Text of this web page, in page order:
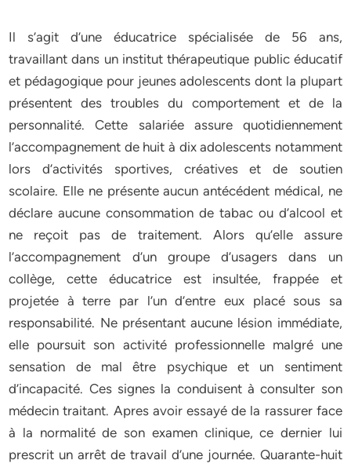
Il s’agit d’une éducatrice spécialisée de 56 ans,
travaillant dans un institut thérapeutique public éducatif
et pédagogique pour jeunes adolescents dont la plupart
présentent des troubles du comportement et de la
personnalité. Cette salariée assure quotidiennement
l’accompagnement de huit à dix adolescents notamment
lors d’activités sportives, créatives et de soutien
scolaire. Elle ne présente aucun antécédent médical, ne
déclare aucune consommation de tabac ou d’alcool et
ne reçoit pas de traitement. Alors qu’elle assure
l’accompagnement d’un groupe d’usagers dans un
collège, cette éducatrice est insultée, frappée et
projetée à terre par l’un d’entre eux placé sous sa
responsabilité. Ne présentant aucune lésion immédiate,
elle poursuit son activité professionnelle malgré une
sensation de mal être psychique et un sentiment
d’incapacité. Ces signes la conduisent à consulter son
médecin traitant. Apres avoir essayé de la rassurer face
à la normalité de son examen clinique, ce dernier lui
prescrit un arrêt de travail d’une journée. Quarante-huit